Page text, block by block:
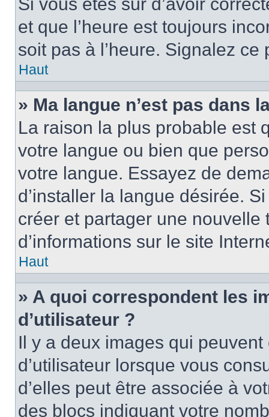
et que l’heure est toujours
soit pas à l’heure. Signalez
Haut
» Ma langue n’est pas dans
La raison la plus probable est
votre langue ou bien que
votre langue. Essayez de
d’installer la langue désirée.
créer et partager une
d’informations sur le site
Haut
» A quoi correspondent les
d’utilisateur ?
Il y a deux images qui
d’utilisateur lorsque vous
d’elles peut être associée à
des blocs indiquant votre